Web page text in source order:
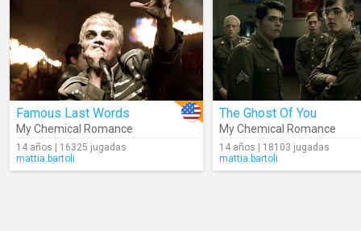
Famous Last Words
My Chemical Romance
14 años | 16325 jugadas
mattia.bartoli
The Ghost Of You
My Chemical Romance
14 años | 18103 jugadas
mattia.bartoli